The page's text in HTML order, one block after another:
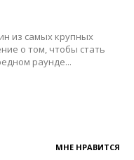
из самых крупных
о том, чтобы стать
раунде...
МНЕ НРАВИТСЯ